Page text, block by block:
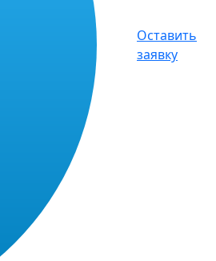
Оставить
заявку